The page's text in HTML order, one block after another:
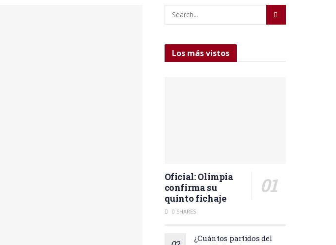
Los más vistos
Oficial: Olimpia
confirma su
quinto fichaje
0 SHARES
¿Cuántos partidos del